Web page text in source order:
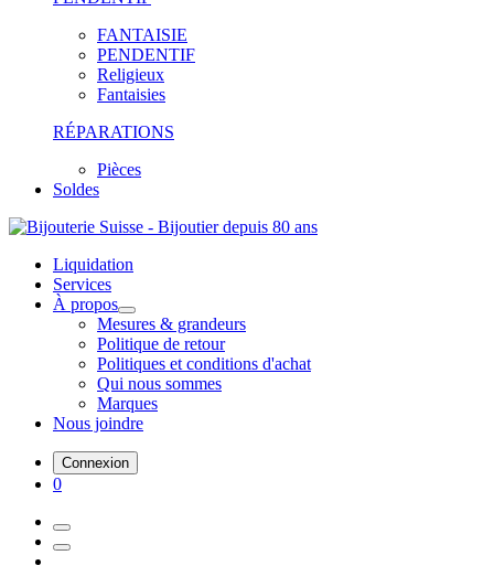
FANTAISIE
PENDENTIF
Religieux
Fantaisies
RÉPARATIONS
Pièces
Soldes
Liquidation
Services
À propos
Mesures & grandeurs
Politique de retour
Politiques et conditions d'achat
Qui nous sommes
Marques
Nous joindre
Connexion
0